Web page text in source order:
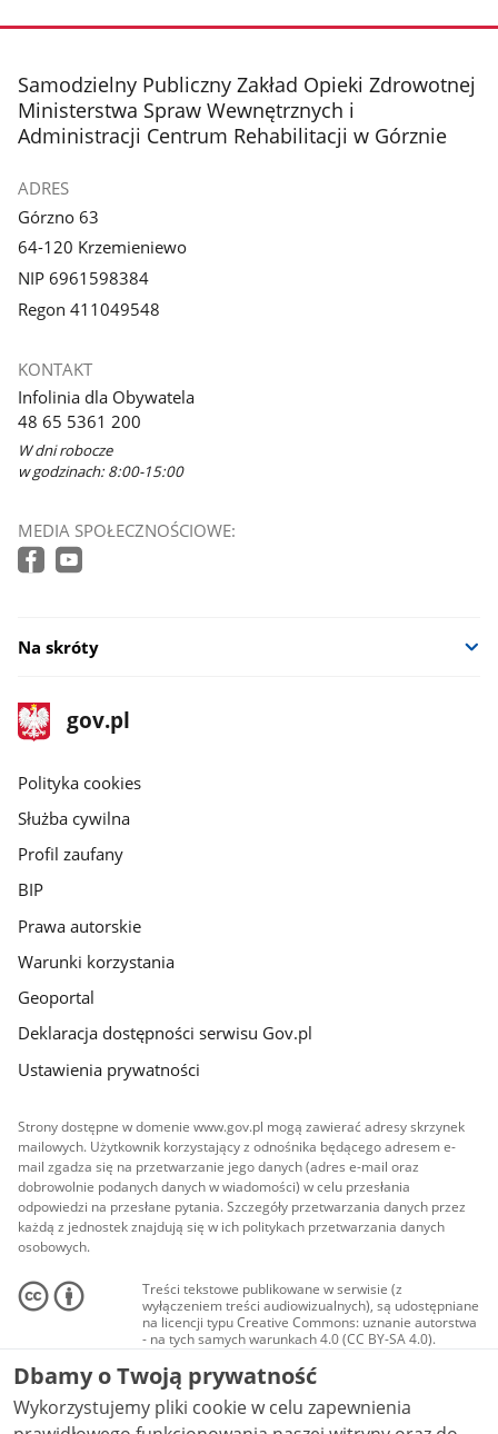
stopka
Samodzielny Publiczny Zakład Opieki Zdrowotnej
Ministerstwa Spraw Wewnętrznych i
Administracji Centrum Rehabilitacji w Górznie
ADRES
Górzno 63
64-120 Krzemieniewo
NIP 6961598384
Regon 411049548
KONTAKT
Infolinia dla Obywatela
48 65 5361 200
W dni robocze
w godzinach: 8:00-15:00
MEDIA SPOŁECZNOŚCIOWE:
Na skróty
stopka
gov.pl
Strona
gov.pl
gov.pl
Polityka cookies
Służba cywilna
Profil zaufany
BIP
Prawa autorskie
Warunki korzystania
Geoportal
Deklaracja dostępności serwisu Gov.pl
Ustawienia prywatności
Strony dostępne w domenie www.gov.pl mogą zawierać adresy skrzynek
mailowych. Użytkownik korzystający z odnośnika będącego adresem e-
mail zgadza się na przetwarzanie jego danych (adres e-mail oraz
dobrowolnie podanych danych w wiadomości) w celu przesłania
odpowiedzi na przesłane pytania. Szczegóły przetwarzania danych przez
każdą z jednostek znajdują się w ich politykach przetwarzania danych
osobowych.
Treści tekstowe publikowane w serwisie (z
wyłączeniem treści audiowizualnych), są udostępniane
na licencji typu Creative Commons: uznanie autorstwa
- na tych samych warunkach 4.0 (CC BY-SA 4.0).
Materiały audiowizualne, w tym zdjęcia, materiały
audio i wideo, są udostępniane na licencji typu
Creative Commons: uznanie autorstwa użycie
niekomercyjne - bez utworów zależnych 4.0 (CC BY-
NC-ND 4.0), o ile nie jest to stwierdzone inaczej.
Dbamy o Twoją prywatność
Wykorzystujemy pliki cookie w celu zapewnienia